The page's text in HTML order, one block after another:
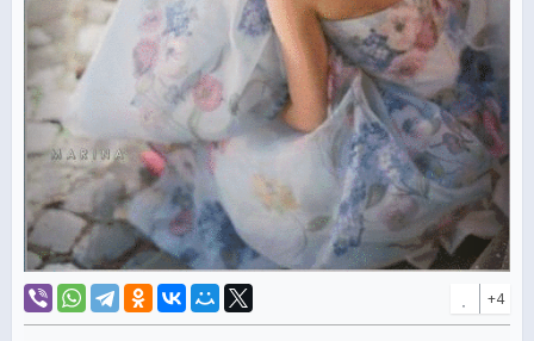
+4